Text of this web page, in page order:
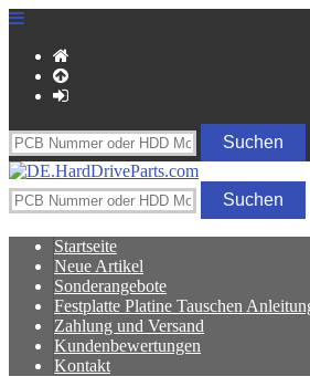
Startseite
Neue Artikel
Sonderangebote
Festplatte Platine Tauschen
Zahlung und Versand
Kundenbewertungen
Kontakt